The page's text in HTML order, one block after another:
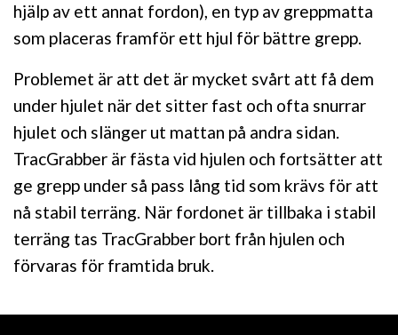
hjälp av ett annat fordon), en typ av greppmatta
som placeras framför ett hjul för bättre grepp.
Problemet är att det är mycket svårt att få dem
under hjulet när det sitter fast och ofta snurrar
hjulet och slänger ut mattan på andra sidan.
TracGrabber är fästa vid hjulen och fortsätter att
ge grepp under så pass lång tid som krävs för att
nå stabil terräng. När fordonet är tillbaka i stabil
terräng tas TracGrabber bort från hjulen och
förvaras för framtida bruk.